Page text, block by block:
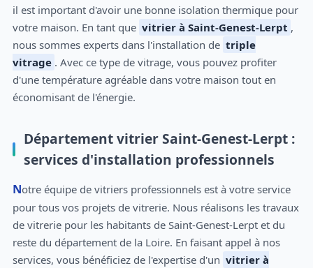
il est important d'avoir une bonne isolation thermique pour
votre maison. En tant que vitrier à Saint-Genest-Lerpt ,
nous sommes experts dans l'installation de triple
vitrage . Avec ce type de vitrage, vous pouvez profiter
d'une température agréable dans votre maison tout en
économisant de l'énergie.
Département vitrier Saint-Genest-Lerpt :
services d'installation professionnels
Notre équipe de vitriers professionnels est à votre service
pour tous vos projets de vitrerie. Nous réalisons les travaux
de vitrerie pour les habitants de Saint-Genest-Lerpt et du
reste du département de la Loire. En faisant appel à nos
services, vous bénéficiez de l'expertise d'un vitrier à